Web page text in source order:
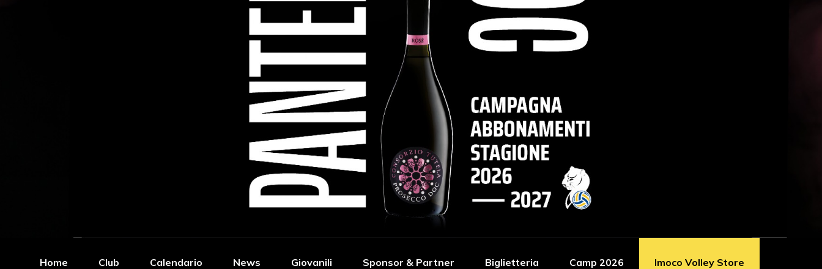
Home Club Calendario News Giovanili Sponsor & Partner Biglietteria Camp 2026 Imoco Volley Store